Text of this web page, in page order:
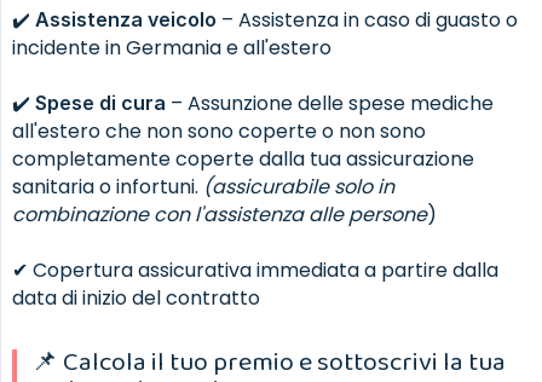
✔️ Assistenza veicolo – Assistenza in caso di guasto o
incidente in Germania e all'estero
✔️ Spese di cura – Assunzione delle spese mediche
all'estero che non sono coperte o non sono
completamente coperte dalla tua assicurazione
sanitaria o infortuni. (assicurabile solo in
combinazione con l'assistenza alle persone)
✔ Copertura assicurativa immediata a partire dalla
data di inizio del contratto
📌 Calcola il tuo premio e sottoscrivi la tua